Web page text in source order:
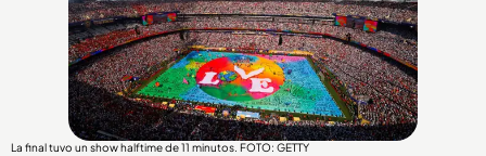
La final tuvo un show halftime de 11 minutos. FOTO: GETTY